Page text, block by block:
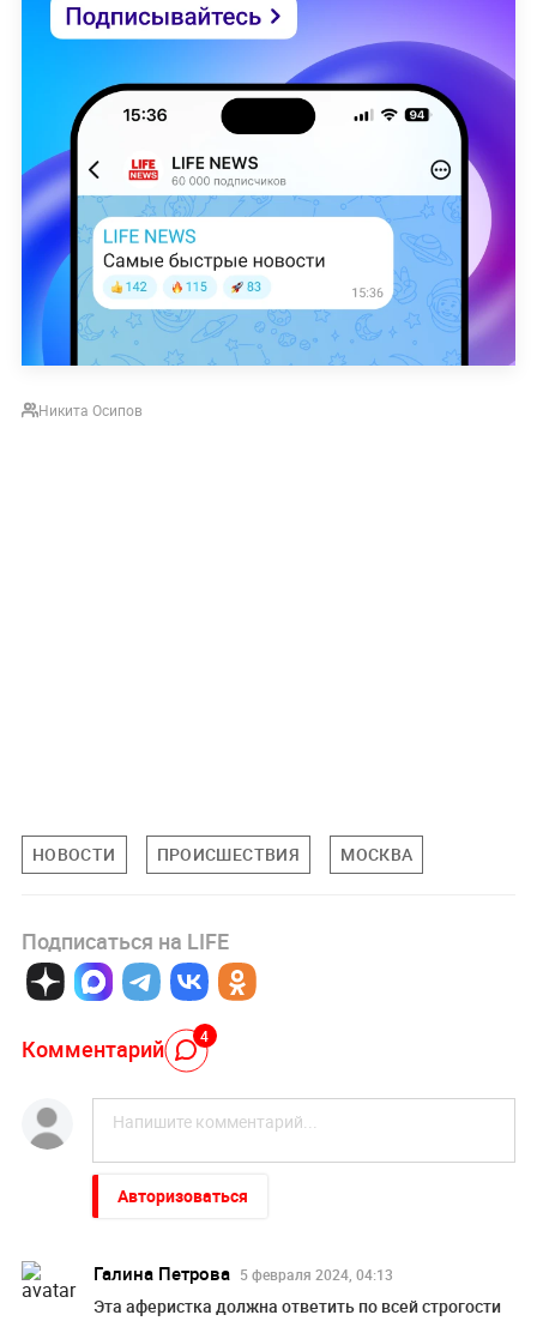
Никита Осипов
НОВОСТИ ПРОИСШЕСТВИЯ МОСКВА
Подписаться на LIFE
Комментарий 4
Авторизоваться
Галина Петрова 5 февраля 2024, 04:13
Эта аферистка должна ответить по всей строгости